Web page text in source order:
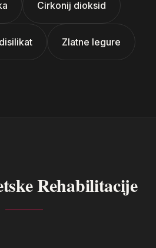
Cirkonij dioksid
Zlatne legure
Rehabilitacije